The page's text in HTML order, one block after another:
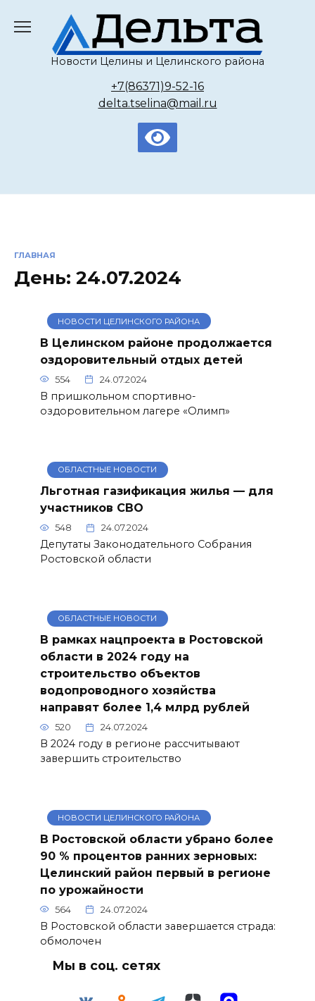
содержанию
Новости Целины и Целинского района
+7(86371)9-52-16
delta.tselina@mail.ru
ГЛАВНАЯ
День: 24.07.2024
НОВОСТИ ЦЕЛИНСКОГО РАЙОНА
В Целинском районе продолжается
оздоровительный отдых детей
554 24.07.2024
В пришкольном спортивно-
оздоровительном лагере «Олимп»
ОБЛАСТНЫЕ НОВОСТИ
Льготная газификация жилья — для
участников СВО
548 24.07.2024
Депутаты Законодательного Собрания
Ростовской области
ОБЛАСТНЫЕ НОВОСТИ
В рамках нацпроекта в Ростовской
области в 2024 году на
строительство объектов
водопроводного хозяйства
направят более 1,4 млрд рублей
520 24.07.2024
В 2024 году в регионе рассчитывают
завершить строительство
НОВОСТИ ЦЕЛИНСКОГО РАЙОНА
В Ростовской области убрано более
90 % процентов ранних зерновых:
Целинский район первый в регионе
по урожайности
564 24.07.2024
В Ростовской области завершается страда:
обмолочен
Мы в соц. сетях